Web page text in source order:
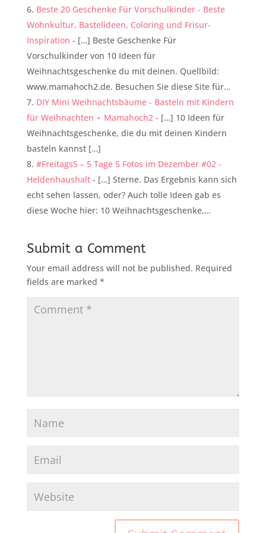
Beste 20 Geschenke Für Vorschulkinder - Beste
Wohnkultur, Bastelideen, Coloring und Frisur-
Inspiration - […] Beste Geschenke Für
Vorschulkinder von 10 Ideen für
Weihnachtsgeschenke du mit deinen. Quellbild:
www.mamahoch2.de. Besuchen Sie diese Site für…
DIY Mini Weihnachtsbäume - Basteln mit Kindern
für Weihnachten ⋆ Mamahoch2- […] 10 Ideen für
Weihnachtsgeschenke, die du mit deinen Kindern
basteln kannst […]
#Freitags5 – 5 Tage 5 Fotos im Dezember #02 -
Heldenhaushalt- […] Sterne. Das Ergebnis kann sich
echt sehen lassen, oder? Auch tolle Ideen gab es
diese Woche hier: 10 Weihnachtsgeschenke,…
Submit a Comment
Your email address will not be published. Required
fields are marked *